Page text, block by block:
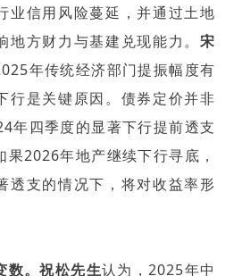
业信用风险蔓延，并通过土地
地方财力与基建兑现能力。 宋
年传统经济部门提振幅度有
行是关键原因。债券定价并非
年四季度的显著下行提前透支
果2026年地产继续下行寻底，
透支的情况下，将对收益率形
数。祝松先生认为，2025年中